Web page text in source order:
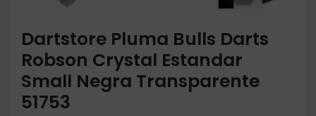
Dartstore Pluma Bulls Darts
Robson Crystal Estandar
Small Negra Transparente
51753